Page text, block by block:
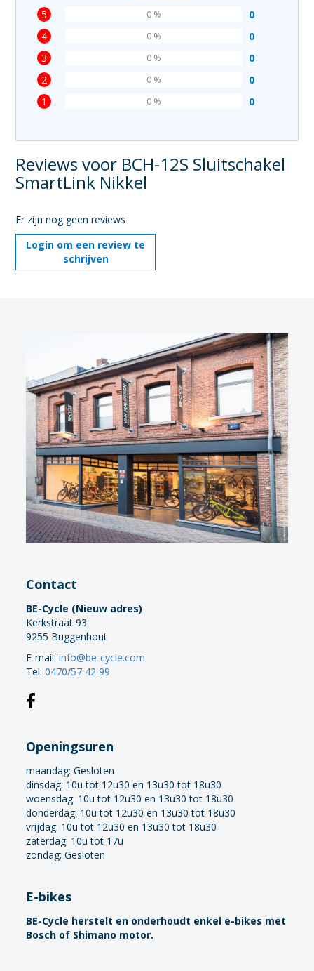
5 0
0 %
4 0
0 %
3 0
0 %
2 0
0 %
1 0
0 %
Reviews voor BCH-12S Sluitschakel
SmartLink Nikkel
Er zijn nog geen reviews
Login om een review te
schrijven
Contact
BE-Cycle (Nieuw adres)
Kerkstraat 93
9255 Buggenhout
E-mail:info@be-cycle.com
Tel:0470/57 42 99
Openingsuren
maandag:Gesloten
dinsdag: 10u tot 12u30 en 13u30 tot 18u30
woensdag: 10u tot 12u30 en 13u30 tot 18u30
donderdag: 10u tot 12u30 en 13u30 tot 18u30
vrijdag: 10u tot 12u30 en 13u30 tot 18u30
zaterdag: 10u tot 17u
zondag: Gesloten
E-bikes
BE-Cycle herstelt en onderhoudt enkel e-bikes met
Bosch of Shimano motor.